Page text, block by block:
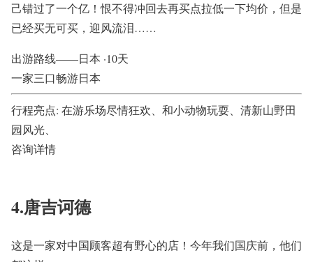
己错过了一个亿！恨不得冲回去再买点拉低一下均价，但是
已经买无可买，迎风流泪……
出游路线——日本 ·10天
一家三口畅游日本
行程亮点: 在游乐场尽情狂欢、和小动物玩耍、清新山野田
园风光、
咨询详情
4.唐吉诃德
这是一家对中国顾客超有野心的店！今年我们国庆前，他们